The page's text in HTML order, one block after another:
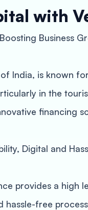
with
Business
India, is known
in the
financing
Digital and
provides a
hassle-free